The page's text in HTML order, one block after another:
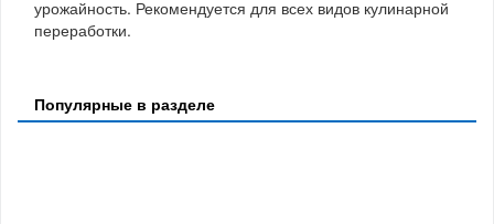
урожайность. Рекомендуется для всех видов кулинарной
переработки.
Популярные в разделе